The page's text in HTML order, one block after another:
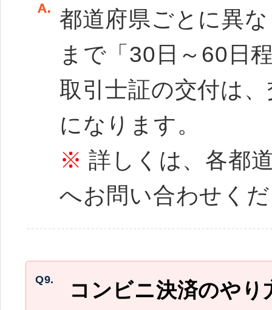
都道府県ごとに異
まで「30日～60日
取引士証の交付は
になります。
※ 詳しくは、各都
へお問い合わせく
Q9. コンビニ決済のや